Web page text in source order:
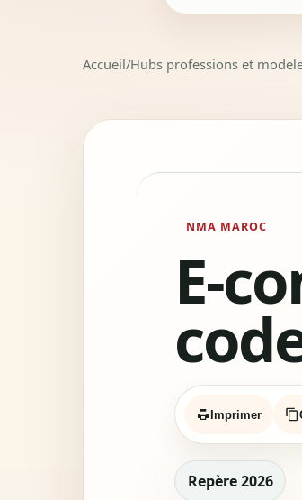
Accueil/Hubs professions et
NMA MAROC
E-
Imprimer
Repère 2026